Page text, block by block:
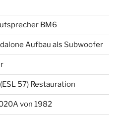
BM6
Aufbau als Subwoofer
57) Restauration
von 1982